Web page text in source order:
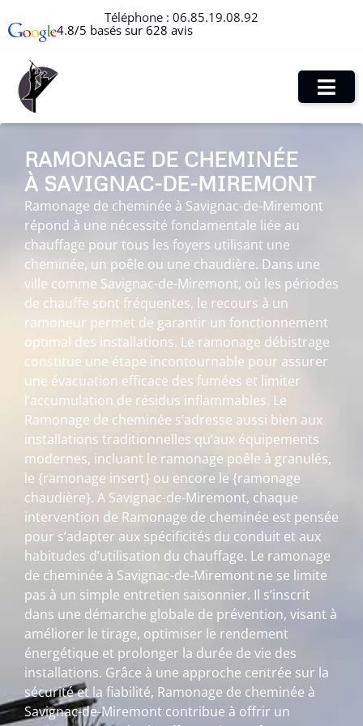
Téléphone : 06.85.19.08.92
4.8/5 basés sur 628 avis
RAMONAGE DE CHEMINÉE
À SAVIGNAC-DE-MIREMONT
Ramonage de cheminée à Savignac-de-Miremont
répond à une nécessité fondamentale liée au
chauffage pour tous les foyers utilisant une
cheminée, un poêle ou une chaudière. Dans une
ville comme Savignac-de-Miremont, où les périodes
de chauffe sont fréquentes, le recours à un
ramoneur permet de garantir un fonctionnement
optimal des installations. Le ramonage débistrage
constitue une étape incontournable pour assurer
une évacuation efficace des fumées et limiter
l’accumulation de résidus inflammables. Le
Ramonage de cheminée s’adresse aussi bien aux
installations traditionnelles qu’aux équipements
modernes, incluant le ramonage poêle à granulés,
le {ramonage insert} ou encore le {ramonage
chaudière}. A Savignac-de-Miremont, chaque
intervention de Ramonage de cheminée est pensée
pour s’adapter aux spécificités du conduit et aux
habitudes d’utilisation du chauffage. Le ramonage
de cheminée à Savignac-de-Miremont ne se limite
pas à un simple entretien saisonnier. Il s’inscrit
dans une démarche globale de prévention, visant à
améliorer le tirage, optimiser le rendement
énergétique et prolonger la durée de vie des
installations. Grâce à une approche centrée sur la
sécurité et la fiabilité, Ramonage de cheminée à
Savignac-de-Miremont contribue à offrir un